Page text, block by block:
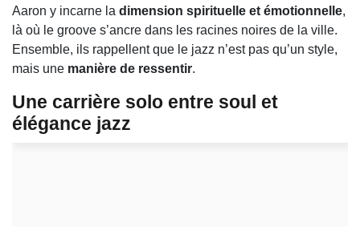
Aaron y incarne la dimension spirituelle et émotionnelle,
là où le groove s’ancre dans les racines noires de la ville.
Ensemble, ils rappellent que le jazz n’est pas qu’un style,
mais une manière de ressentir.
Une carrière solo entre soul et
élégance jazz